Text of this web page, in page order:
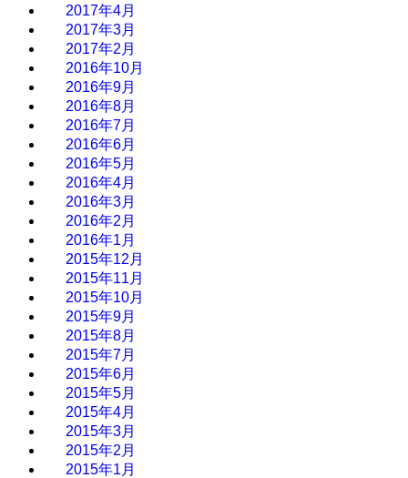
2017年4月
2017年3月
2017年2月
2016年10月
2016年9月
2016年8月
2016年7月
2016年6月
2016年5月
2016年4月
2016年3月
2016年2月
2016年1月
2015年12月
2015年11月
2015年10月
2015年9月
2015年8月
2015年7月
2015年6月
2015年5月
2015年4月
2015年3月
2015年2月
2015年1月